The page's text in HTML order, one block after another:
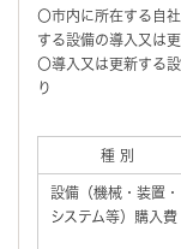
〇市内に所在する自
する設備の導入又は
〇導入又は更新する
り
種 別
設備（機械・装置・
システム等）購入費